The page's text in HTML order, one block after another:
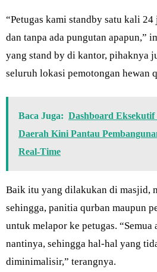
“Petugas kami standby satu kali
dan tanpa ada pungutan apapun,”
yang stand by di kantor, pihaknya
seluruh lokasi pemotongan hewan
Baca Juga: Dashboard
Daerah Kini Pantau
Real-Time
Baik itu yang dilakukan di masjid,
sehingga, panitia qurban maupun
untuk melapor ke petugas. “Semua
nantinya, sehingga hal-hal yang
diminimalisir,” terangnya.